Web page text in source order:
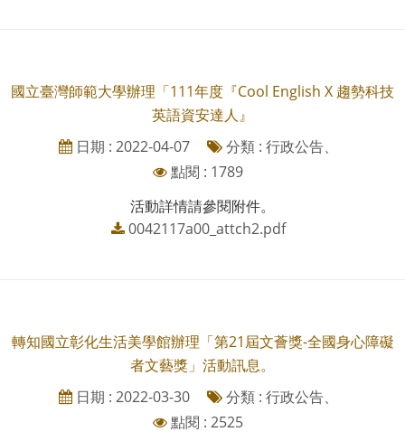
國立臺灣師範大學辦理「111年度『Cool English X 趨勢科技
英語資安達人』
日期 : 2022-04-07
分類 : 行政公告、
點閱 : 1789
活動詳情請參閱附件。
0042117a00_attch2.pdf
轉知國立彰化生活美學館辦理「第21屆文薈獎-全國身心障礙
者文藝獎」活動訊息。
日期 : 2022-03-30
分類 : 行政公告、
點閱 : 2525